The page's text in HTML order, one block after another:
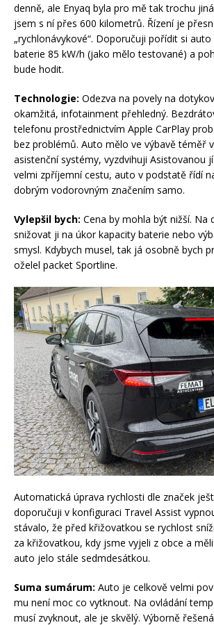
denně, ale Enyaq byla pro mě tak trochu
jsem s ní přes 600 kilometrů. Řízení je
„rychlonávykové“. Doporučuji pořídit si
baterie 85 kW/h (jako mělo testované) a
bude hodit.
Technologie: Odezva na povely na
okamžitá, infotainment přehledný.
telefonu prostřednictvím Apple CarPlay
bez problémů. Auto mělo ve výbavě téměř
asistenční systémy, vyzdvihuji Asistovanou
velmi zpříjemní cestu, auto v podstatě řídí
dobrým vodorovným značením samo.
Vylepšil bych: Cena by mohla být nižší. Na
snižovat ji na úkor kapacity baterie nebo
smysl. Kdybych musel, tak já osobně bych
oželel packet Sportline.
Automatická úprava rychlosti dle značek
doporučuji v konfiguraci Travel Assist
stávalo, že před křižovatkou se rychlost
za křižovatkou, kdy jsme vyjeli z obce a
auto jelo stále sedmdesátkou.
Suma sumárum: Auto je celkově velmi
mu není moc co vytknout. Na ovládání
musí zvyknout, ale je skvělý. Výborně